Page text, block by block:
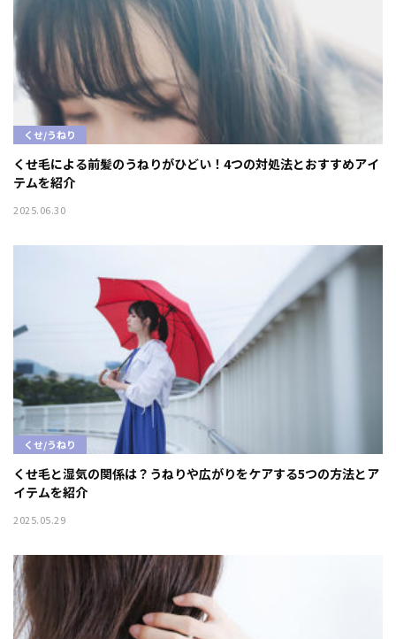
くせ/うねり
くせ毛による前髪のうねりがひどい！4つの対処法とおすすめアイ
テムを紹介
2025.06.30
くせ/うねり
くせ毛と湿気の関係は？うねりや広がりをケアする5つの方法とア
イテムを紹介
2025.05.29